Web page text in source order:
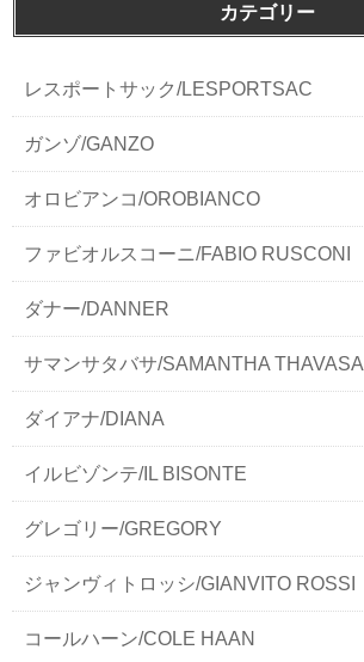
カテゴリー
レスポートサック/LESPORTSAC
ガンゾ/GANZO
オロビアンコ/OROBIANCO
ファビオルスコーニ/FABIO RUSCONI
ダナー/DANNER
サマンサタバサ/SAMANTHA THAVASA
ダイアナ/DIANA
イルビゾンテ/IL BISONTE
グレゴリー/GREGORY
ジャンヴィトロッシ/GIANVITO ROSSI
コールハーン/COLE HAAN